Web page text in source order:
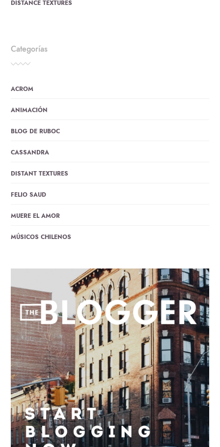
DISTANCE TEXTURES
Categorías
ACROM
ANIMACIÓN
BLOG DE RUBOC
CASSANDRA
DISTANT TEXTURES
FELIO SAUD
MUERE EL AMOR
MÚSICOS CHILENOS